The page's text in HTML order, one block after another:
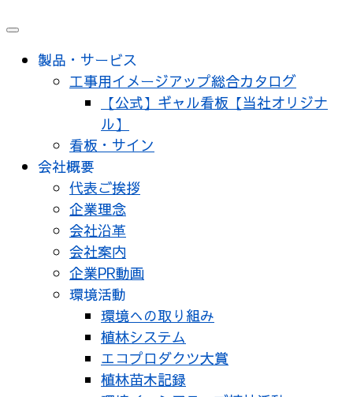
メ
製品・サービス
工事用イメージアップ総合カタログ
【公式】ギャル看板【当社オリジナ
ル】
看板・サイン
会社概要
代表ご挨拶
企業理念
会社沿革
会社案内
企業PR動画
環境活動
環境への取り組み
植林システム
エコプロダクツ大賞
植林苗木記録